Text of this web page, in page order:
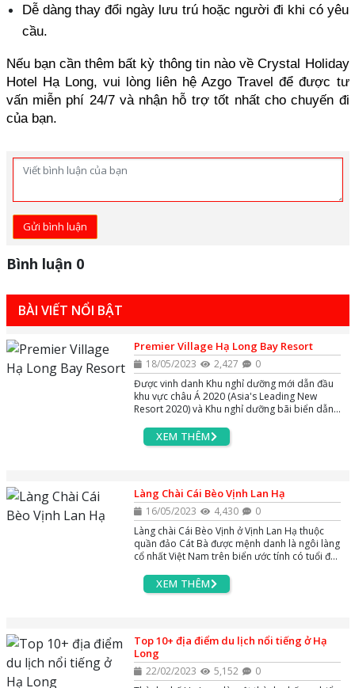
Dễ dàng thay đổi ngày lưu trú hoặc người đi khi có yêu
cầu.
Nếu bạn cần thêm bất kỳ thông tin nào về Crystal Holiday
Hotel Hạ Long, vui lòng liên hệ Azgo Travel để được tư
vấn miễn phí 24/7 và nhận hỗ trợ tốt nhất cho chuyến đi
của bạn.
Gửi bình luận
Bình luận 0
BÀI VIẾT NỔI BẬT
Premier Village Hạ Long Bay Resort
18/05/2023 2,427
0
Được vinh danh Khu nghỉ dưỡng mới dẫn đầu
khu vực châu Á 2020 (Asia's Leading New
Resort 2020) và Khu nghỉ dưỡng bãi biển dẫn
Hotel 2020) bởi Tổ chức World Travel Awards
danh tiếng - Tuyệt tác nghỉ dưỡng 5 sao
ôm tầm nhìn bao trọn vịnh Di sản. Hãy cùng
AZgo Travel khám phá khu nghỉ dưỡng độc
đáo này xem có gì đáng trải nghiệm các bạn
nhé !
XEM THÊM
Làng Chài Cái Bèo Vịnh Lan Hạ
16/05/2023 4,430
0
Làng chài Cái Bèo Vịnh ở Vịnh Lan Hạ thuộc
quần đảo Cát Bà được mệnh danh là ngôi làng
cổ nhất Việt Nam trên biển ước tính có tuổi đời
tiếng bậc nhất tại quần đảo Cát Bà. Vậy Làng
chài Cái Bèo ở Vịnh Lan Hạ có những đặc điểm
XEM THÊM
Top 10+ địa điểm du lịch nổi tiếng ở Hạ
Long
22/02/2023 5,152
0